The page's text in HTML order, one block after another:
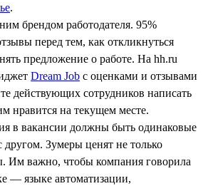
.
брендом работодателя. 95%
перед тем, как откликнуться
предложение о работе. На hh.ru
Dream Job с оценками и отзывами
действующих сотрудников написать
нравится на текущем месте.
в вакансии должны быть одинаковые
Зумеры ценят не только
Им важно, чтобы компания говорила
— языке автоматизации,